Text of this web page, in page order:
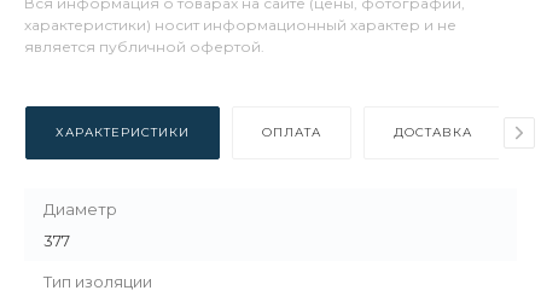
характеристики) носит информационный характер и не
является публичной офертой.
ХАРАКТЕРИСТИКИ ОПЛАТА ДОСТАВКА
Диаметр
377
Тип изоляции